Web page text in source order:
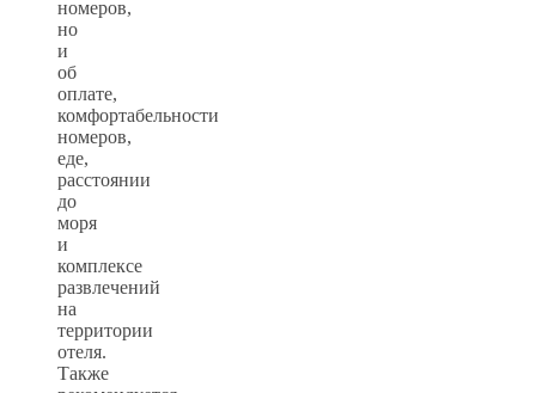
номеров,
но
и
об
оплате,
комфортабельности
номеров,
еде,
расстоянии
до
моря
и
комплексе
развлечений
на
территории
отеля.
Также